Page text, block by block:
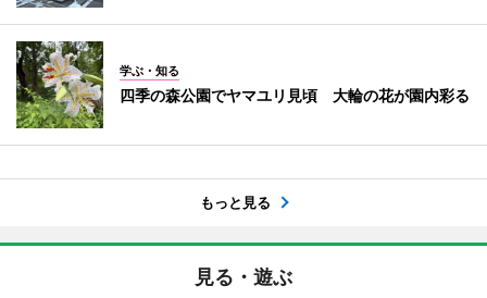
学ぶ・知る
四季の森公園でヤマユリ見頃 大輪の花が園内彩る
もっと見る
見る・遊ぶ